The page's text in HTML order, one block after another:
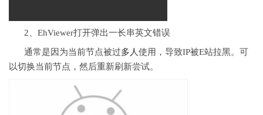
2、EhViewer打开弹出一长串英文错误
通常是因为当前节点被过多人使用，导致IP被E站拉黑。可
以切换当前节点，然后重新刷新尝试。